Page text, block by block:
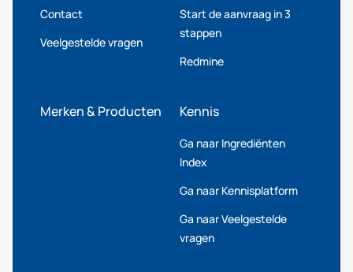
Contact
Veelgestelde vragen
Start de aanvraag in 3
stappen
Redmine
Merken & Producten Kennis
Ga naar Ingrediënten
Index
Ga naar Kennisplatform
Ga naar Veelgestelde
vragen